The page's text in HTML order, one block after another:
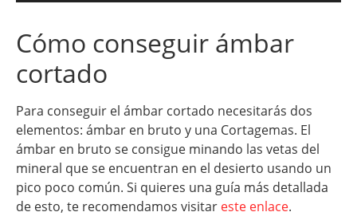
Cómo conseguir ámbar
cortado
Para conseguir el ámbar cortado necesitarás dos
elementos: ámbar en bruto y una Cortagemas. El
ámbar en bruto se consigue minando las vetas del
mineral que se encuentran en el desierto usando un
pico poco común. Si quieres una guía más detallada
de esto, te recomendamos visitar este enlace.